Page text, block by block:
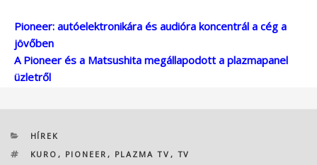
Pioneer: autóelektronikára és audióra koncentrál a cég a
jövőben
A Pioneer és a Matsushita megállapodott a plazmapanel
üzletről
KATEGÓRIÁK
HÍREK
CÍMKÉK
KURO , PIONEER , PLAZMA TV , TV